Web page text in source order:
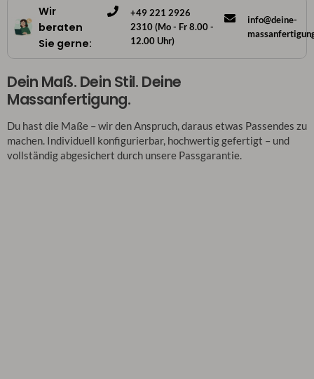
Wir
beraten
Sie gerne:
+49 221 2926
2310 (Mo - Fr 8.00 -
12.00 Uhr)
info@deine-
Dein Maß. Dein Stil. Deine
Massanfertigung.
Du hast die Maße – wir den Anspruch, daraus etwas Passendes zu
machen. Individuell konfigurierbar, hochwertig gefertigt – und
vollständig abgesichert durch unsere Passgarantie.